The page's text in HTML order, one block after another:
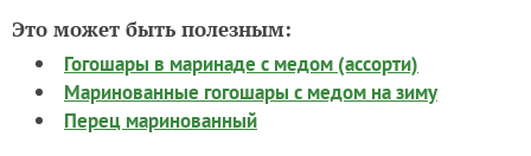
Это может быть полезным:
Гогошары в маринаде с медом (ассорти)
Маринованные гогошары с медом на зиму
Перец маринованный